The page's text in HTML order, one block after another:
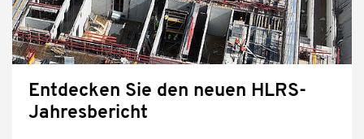
Entdecken Sie den neuen HLRS-
Jahresbericht